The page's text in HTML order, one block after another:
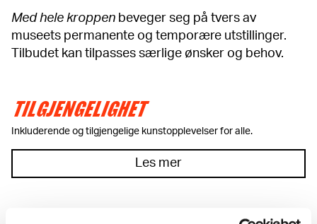
Med hele kroppen beveger seg på tvers av
museets permanente og temporære utstillinger.
Tilbudet kan tilpasses særlige ønsker og behov.
TILGJENGELIGHET
Inkluderende og tilgjengelige kunstopplevelser for alle.
Les mer